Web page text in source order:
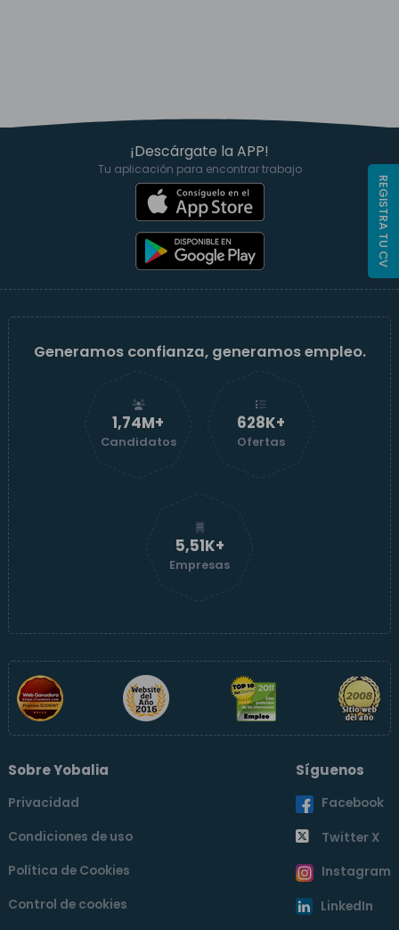
¡Descárgate la APP!
Tu aplicación para encontrar trabajo
Generamos confianza, generamos empleo.
1,74M+
Candidatos
629K+
Ofertas
5,51K+
Empresas
Sobre Yobalia
Privacidad
Condiciones de uso
Política de Cookies
Control de cookies
Síguenos
Facebook
Twitter X
Instagram
LinkedIn
REGISTRA TU CV